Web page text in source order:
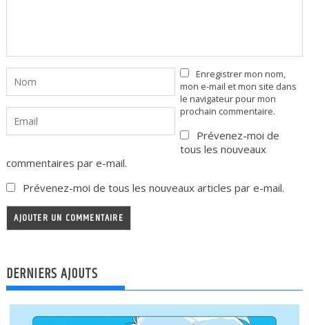
Enregistrer mon nom,
mon e-mail et mon site dans
le navigateur pour mon
prochain commentaire.
Prévenez-moi de
tous les nouveaux
commentaires par e-mail.
Prévenez-moi de tous les nouveaux articles par e-mail.
DERNIERS AJOUTS